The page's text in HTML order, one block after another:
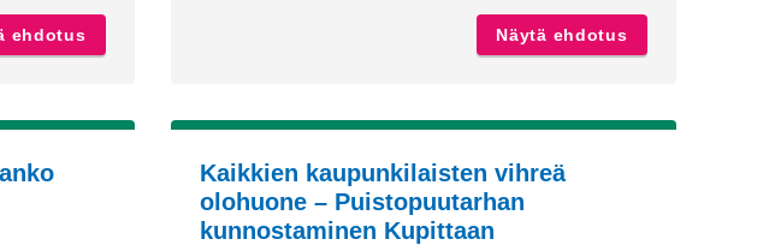
ehdotus Asiallinen skeittiparkki turkuun keskustan lähistölleNäytä ehdotus
Kaikkien kaupunkilaisten vihreä
olohuone – Puistopuutarhan
kunnostaminen Kupittaan